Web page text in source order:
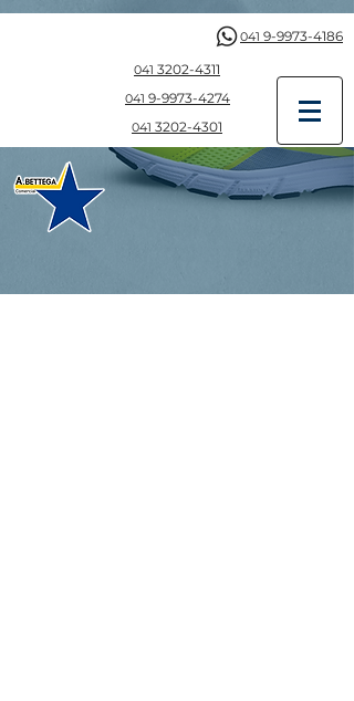
041 9-9973-4186
041 3202-4311
041 9-9973-4274
041 3202-4301